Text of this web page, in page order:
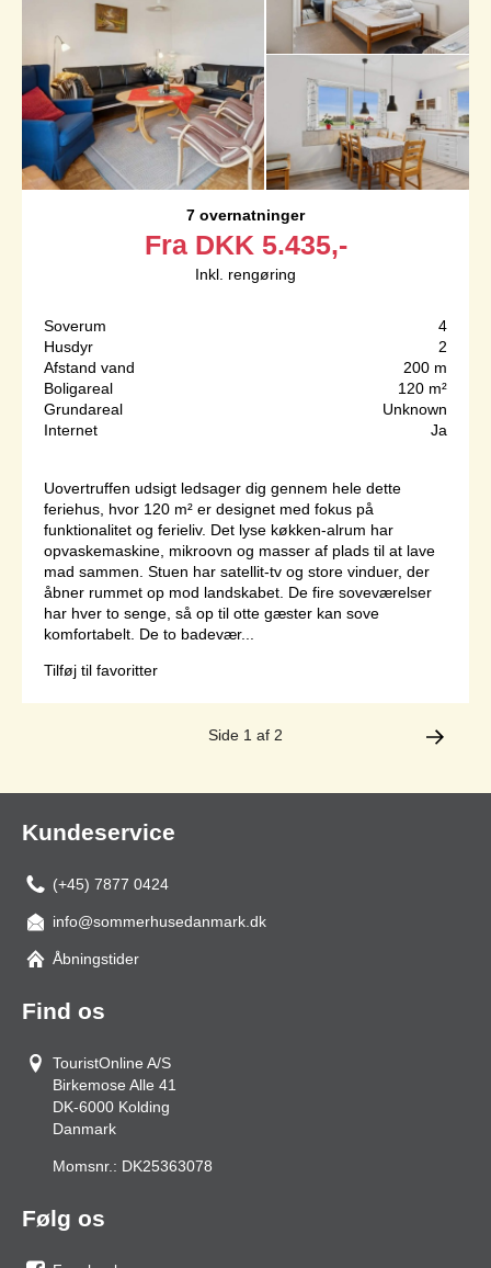
7 overnatninger
Fra DKK 5.435,-
Inkl. rengøring
Soverum
4
Husdyr
2
Afstand vand
200 m
Boligareal
120 m²
Grundareal
Unknown
Internet
Ja
Uovertruffen udsigt ledsager dig gennem hele dette
feriehus, hvor 120 m² er designet med fokus på
funktionalitet og ferieliv. Det lyse køkken-alrum har
opvaskemaskine, mikroovn og masser af plads til at lave
mad sammen. Stuen har satellit-tv og store vinduer, der
åbner rummet op mod landskabet. De fire soveværelser
har hver to senge, så op til otte gæster kan sove
komfortabelt. De to badevær...
Tilføj til favoritter
Side 1 af 2
Kundeservice
(+45) 7877 0424
info@sommerhusedanmark.dk
Åbningstider
Find os
TouristOnline A/S
Birkemose Alle 41
DK-6000 Kolding
Danmark
Momsnr.: DK25363078
Følg os